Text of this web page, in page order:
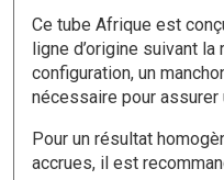
Ce tube Afrique est
ligne d’origine suivant
configuration, un
nécessaire pour assurer
Pour un résultat
accrues, il est